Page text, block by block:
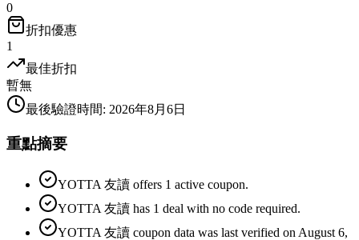
0
折扣優惠
1
最佳折扣
暫無
最後驗證時間: 2026年8月6日
重點摘要
YOTTA 友讀 offers 1 active coupon.
YOTTA 友讀 has 1 deal with no code required.
YOTTA 友讀 coupon data was last verified on August 6,